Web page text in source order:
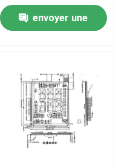
communes
envoyer une